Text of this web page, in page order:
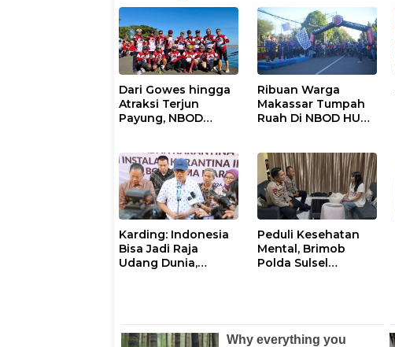
Dari Gowes hingga
Atraksi Terjun
Payung, NBOD
Berlangsung
Spektakuler
Ribuan Warga
Makassar Tumpah
Ruah Di NBOD HUT
Karding: Indonesia
Bisa Jadi Raja
Udang Dunia,
Peduli Kesehatan
Mental, Brimob
Polda Sulsel